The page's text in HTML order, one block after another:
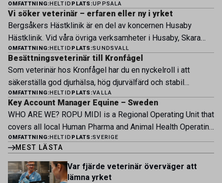
nu sin specialistverksamhet och söker legitimerade
veterinärer med specialistkompetens som vill vara med
och forma vårt nästa kapitel. Hos oss möter du ett
engagerat team, moderna faciliteter och verkliga
möjligheter att bedriva avancerad djursjukvård. Vad vi
erbjuder Särskilt meriterande: […]
OMFATTNING: HELTID PLATS:UPPSALA
Vi söker veterinär – erfaren eller ny i yrket
Bergsåkers Hästklinik är en del av koncernen Husaby
Hästklinik. Vid våra övriga verksamheter i Husaby, Skara
och Bjertorp jobbar idag ett 60-tal medarbetare. Om kliniken
Bergsåkers Hästklinik bedriver veterinärverksamhet i en
modern klinik vid Bergsåkers travbana, Sundsvall. Vi
erbjuder ett mångfasetterat utbud av undersökningar och
behandlingar i välutrustade lokaler. Vi har cirka 7 500
patienter […]
OMFATTNING: HELTID PLATS:SUNDSVALL
Besättningsveterinär till Kronfågel
Som veterinär hos Kronfågel har du en nyckelroll i att
säkerställa god djurhälsa, hög djurvälfärd och stabil
produktion genom hela värdekedjan. Du arbetar nära våra
kontrakterade uppfödare och tillsammans med kollegor
inom produktion, kläckeri, slakt och kvalitet. Rollen präglas
av proaktivt arbete, kunskapsdelning och kontinuerlig
utveckling, där du bidrar till att stärka svensk
OMFATTNING: HELTID PLATS:VALLA
Key Account Manager Equine – Sweden
WHO ARE WE? ROPU MIDI is a Regional Operating Unit that
covers all local Human Pharma and Animal Health Operating
Units across Belgium, Denmark, Norway, Finland, Greece,
Portugal, Sweden, and The Netherlands. MIDI has a
multicultural and diverse work environment. More than
1.800 employees are striving to work together to improve
OMFATTNING: HELTID PLATS:SVERIGE
MEST LÄSTA
Var fjärde veterinär överväger att
lämna yrket